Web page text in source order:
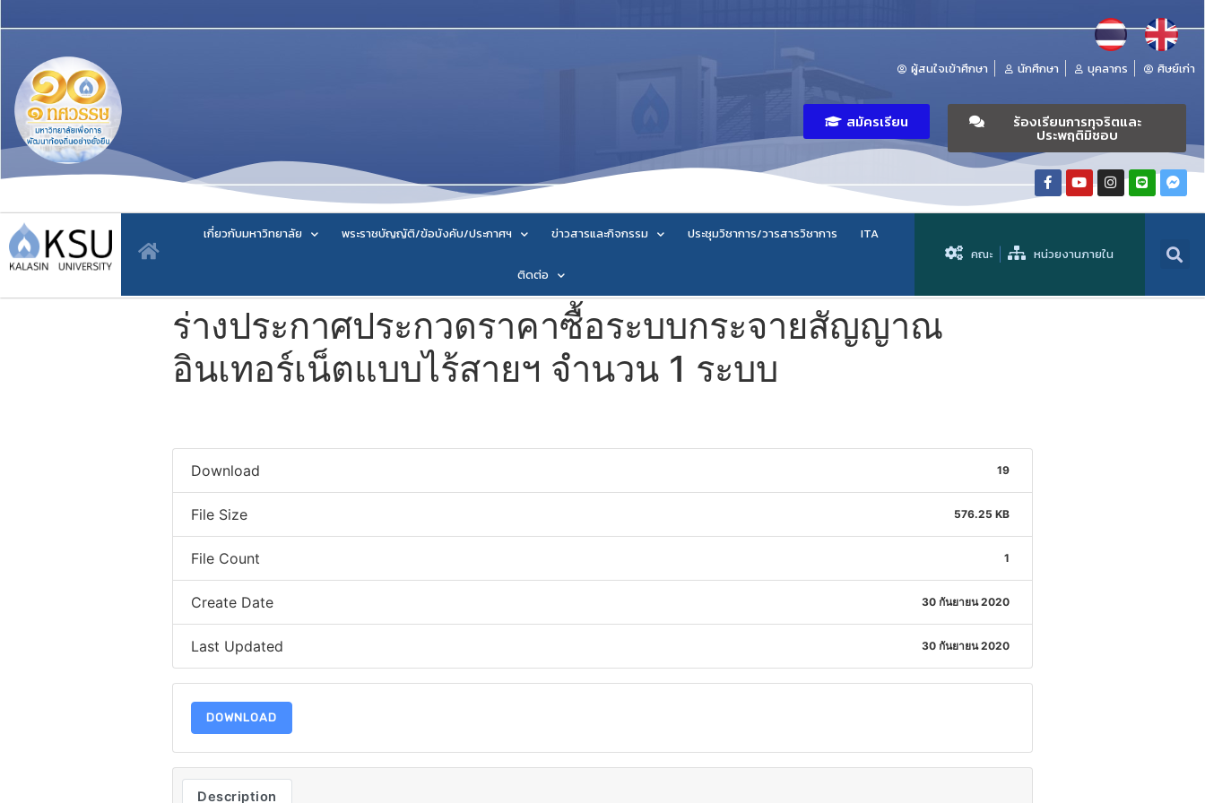
ผู้สนใจเข้าศึกษา นักศึกษา บุคลากร ศิษย์เก่า
สมัครเรียน ร้องเรียนการทุจริตและ
ประพฤติมิชอบ
เกี่ยวกับมหาวิทยาลัย พระราชบัญญัติ/ข้อบังคับ/ประกาศฯ ข่าวสารและกิจกรรม ประชุมวิชาการ/วารสารวิชาการ ITA
ติดต่อ
คณะ หน่วยงานภายใน
ร่างประกาศประกวดราคาซื้อระบบกระจายสัญญาณ
อินเทอร์เน็ตแบบไร้สายฯ จำนวน 1 ระบบ
Download 19
File Size 576.25 KB
File Count 1
Create Date 30 กันยายน 2020
Last Updated 30 กันยายน 2020
DOWNLOAD
Description